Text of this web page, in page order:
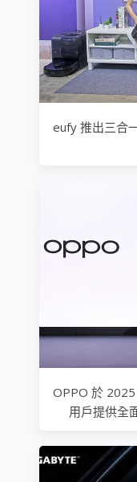
eufy 推出三合
OPPO 於
用戶提供全